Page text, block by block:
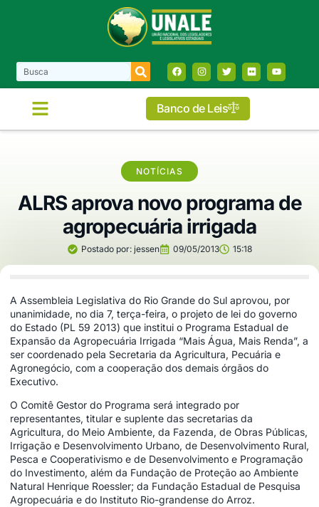
Banco de Leis
NOTÍCIAS
ALRS aprova novo programa de
agropecuária irrigada
Postado por:jessen 09/05/2013 15:18
A Assembleia Legislativa do Rio Grande do Sul aprovou, por
unanimidade, no dia 7, terça-feira, o projeto de lei do governo
do Estado (PL 59 2013) que institui o Programa Estadual de
Expansão da Agropecuária Irrigada “Mais Água, Mais Renda”, a
ser coordenado pela Secretaria da Agricultura, Pecuária e
Agronegócio, com a cooperação dos demais órgãos do
Executivo.
O Comitê Gestor do Programa será integrado por
representantes, titular e suplente das secretarias da
Agricultura, do Meio Ambiente, da Fazenda, de Obras Públicas,
Irrigação e Desenvolvimento Urbano, de Desenvolvimento Rural,
Pesca e Cooperativismo e de Desenvolvimento e Programação
do Investimento, além da Fundação de Proteção ao Ambiente
Natural Henrique Roessler; da Fundação Estadual de Pesquisa
Agropecuária e do Instituto Rio-grandense do Arroz.